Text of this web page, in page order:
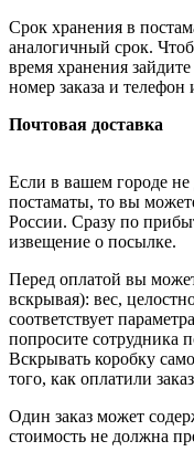
Срок хранения в
аналогичный срок.
время хранения
номер заказа и телефон
Почтовая доставка
Если в вашем городе не
постаматы, то вы
России. Сразу по
извещение о посылке.
Перед оплатой вы
вскрывая): вес,
соответствует
попросите сотрудника
Вскрывать коробку
того, как оплатили
Один заказ может
стоимость не должна